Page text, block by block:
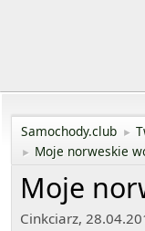
Samochody.club ►
► Moje norweskie
Moje
Cinkciarz,